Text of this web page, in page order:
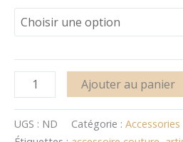
Ajouter au panier
UGS : ND Catégorie : Accessories